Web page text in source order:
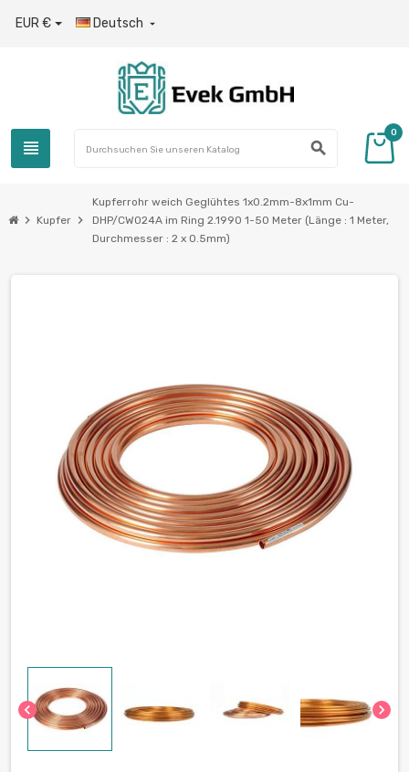
EUR € Deutsch 
view_headline search
0
chevron_right Kupfer chevron_right
Kupferrohr weich Geglühtes 1х0.2mm-8х1mm Cu-
DHP/CW024A im Ring 2.1990 1-50 Meter (Länge : 1 Meter,
Durchmesser : 2 x 0.5mm)
chevron_left chevron_right